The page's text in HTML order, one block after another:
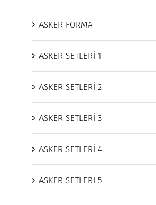
ASKER FORMA
ASKER SETLERİ 1
ASKER SETLERİ 2
ASKER SETLERİ 3
ASKER SETLERİ 4
ASKER SETLERİ 5